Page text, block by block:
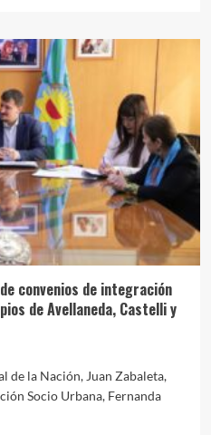
convenios de integración
de Avellaneda, Castelli y
de la Nación, Juan Zabaleta,
Socio Urbana, Fernanda